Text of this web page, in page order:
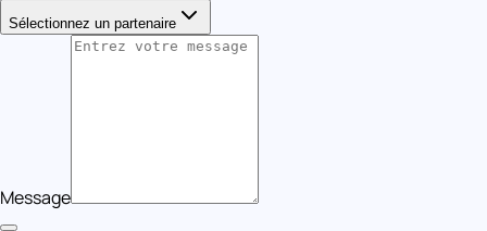
Sélectionnez un partenaire
Message